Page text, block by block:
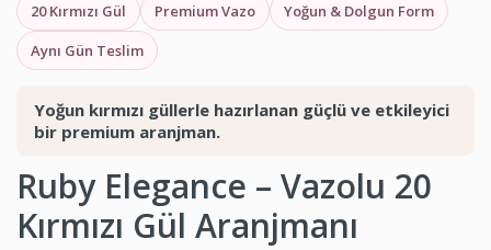
20 Kırmızı Gül Premium Vazo
Yoğun & Dolgun Form
Aynı Gün Teslim
Yoğun kırmızı güllerle hazırlanan güçlü ve etkileyici
bir premium aranjman.
Ruby Elegance – Vazolu 20
Kırmızı Gül Aranjmanı